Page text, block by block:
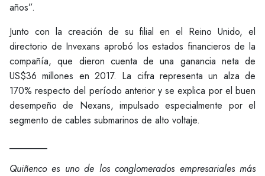
años”.
Junto con la creación de su filial en el Reino Unido, el
directorio de Invexans aprobó los estados financieros de la
compañía, que dieron cuenta de una ganancia neta de
US$36 millones en 2017. La cifra representa un alza de
170% respecto del período anterior y se explica por el buen
desempeño de Nexans, impulsado especialmente por el
segmento de cables submarinos de alto voltaje.
Quiñenco es uno de los conglomerados empresariales más